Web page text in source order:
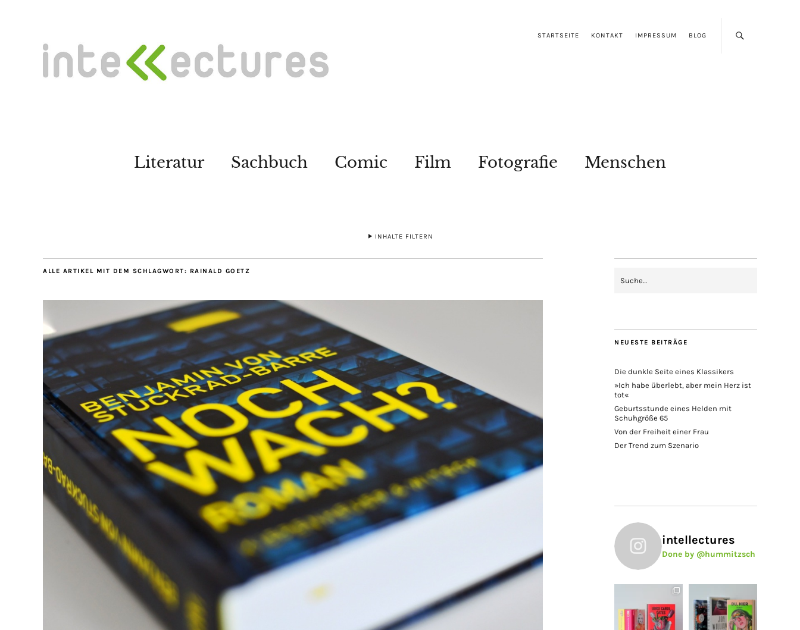
STARTSEITE KONTAKT IMPRESSUM BLOG
Literatur Sachbuch Comic Film Fotografie Menschen
INHALTE FILTERN
ALLE ARTIKEL MIT DEM SCHLAGWORT: RAINALD GOETZ
NEUESTE BEITRÄGE
Die dunkle Seite eines Klassikers
»Ich habe überlebt, aber mein Herz ist
tot«
Geburtsstunde eines Helden mit
Schuhgröße 65
Von der Freiheit einer Frau
Der Trend zum Szenario
intellectures
Done by @hummitzsch